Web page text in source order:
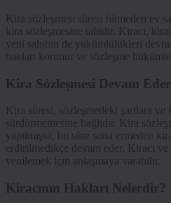
Kira sözleşmesi süresi bitmeden ev
kira sözleşmesine tabidir. Kiracı,
yeni sahibin de yükümlülükleri
hakları korunur ve sözleşme
Kira Sözleşmesi Devam
Kira süresi, sözleşmedeki şartlara ve
sürdürmemesine bağlıdır. Kira
yapılmışsa, bu süre sona ermeden
erdirilmedikçe devam eder. Kiracı
yenilemek için anlaşmaya varabilir.
Kiracının Hakları Nelerdir?